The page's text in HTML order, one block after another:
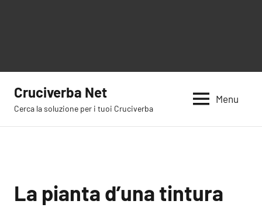
contenuto
Cruciverba Net
Cerca la soluzione per i tuoi Cruciverba
Menu
La pianta d’una tintura